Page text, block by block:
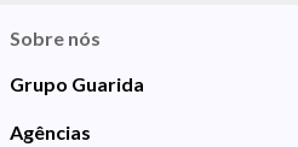
Sobre nós
Grupo Guarida
Agências